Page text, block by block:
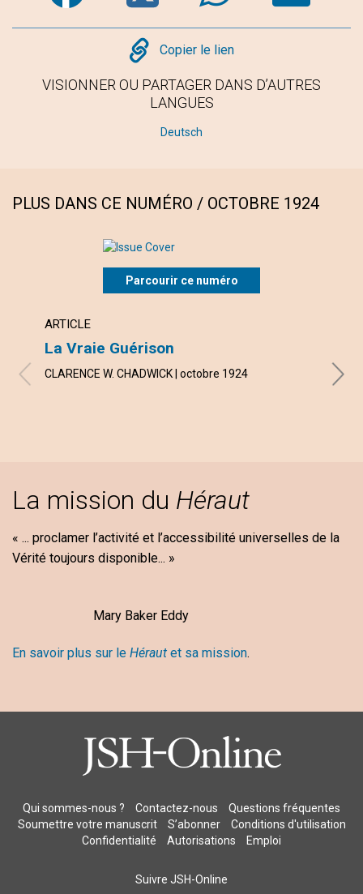
Copy
Copier le lien
VISIONNER OU PARTAGER DANS D’AUTRES
LANGUES
Deutsch
PLUS DANS CE NUMÉRO / OCTOBRE 1924
Parcourir ce numéro
ARTICLE
La Vraie Guérison
CLARENCE W. CHADWICK | octobre 1924
La mission du Héraut
« ... proclamer l’activité et l’accessibilité universelles de la
Vérité toujours disponible... »
Mary Baker Eddy
En savoir plus sur le Héraut et sa mission.
Qui sommes-nous ? Contactez-nous
Questions fréquentes
Soumettre votre manuscrit
S’abonner
Conditions d'utilisation
Confidentialité
Autorisations Emploi
Suivre JSH-Online